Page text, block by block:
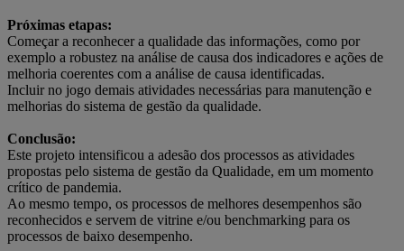
Próximas etapas:
Começar a reconhecer a qualidade das informações, como por
exemplo a robustez na análise de causa dos indicadores e ações de
melhoria coerentes com a análise de causa identificadas.
Incluir no jogo demais atividades necessárias para manutenção e
melhorias do sistema de gestão da qualidade.
Conclusão:
Este projeto intensificou a adesão dos processos as atividades
propostas pelo sistema de gestão da Qualidade, em um momento
crítico de pandemia.
Ao mesmo tempo, os processos de melhores desempenhos são
reconhecidos e servem de vitrine e/ou benchmarking para os
processos de baixo desempenho.